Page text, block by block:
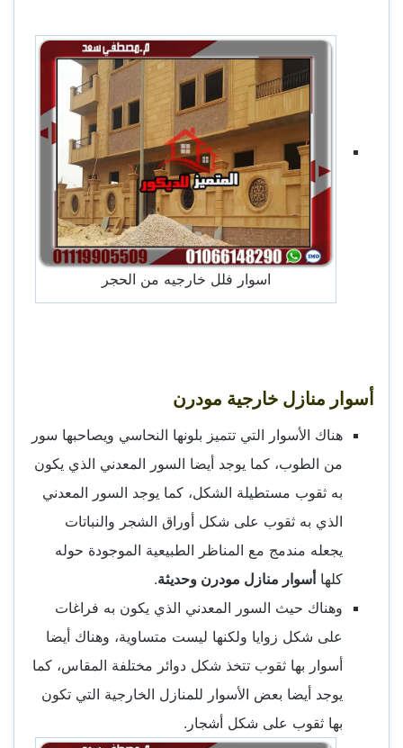
اسوار فلل خارجيه من الحجر
أسوار منازل خارجية مودرن
هناك الأسوار التي تتميز بلونها النحاسي ويصاحبها سور
من الطوب، كما يوجد أيضا السور المعدني الذي يكون
به ثقوب مستطيلة الشكل، كما يوجد السور المعدني
الذي به ثقوب على شكل أوراق الشجر والنباتات
يجعله مندمج مع المناظر الطبيعية الموجودة حوله
كلهاأسوار منازل مودرن وحديثة.
وهناك حيث السور المعدني الذي يكون به فراغات
على شكل زوايا ولكنها ليست متساوية، وهناك أيضا
أسوار بها ثقوب تتخذ شكل دوائر مختلفة المقاس، كما
يوجد أيضا بعض الأسوار للمنازل الخارجية التي تكون
بها ثقوب على شكل أشجار.